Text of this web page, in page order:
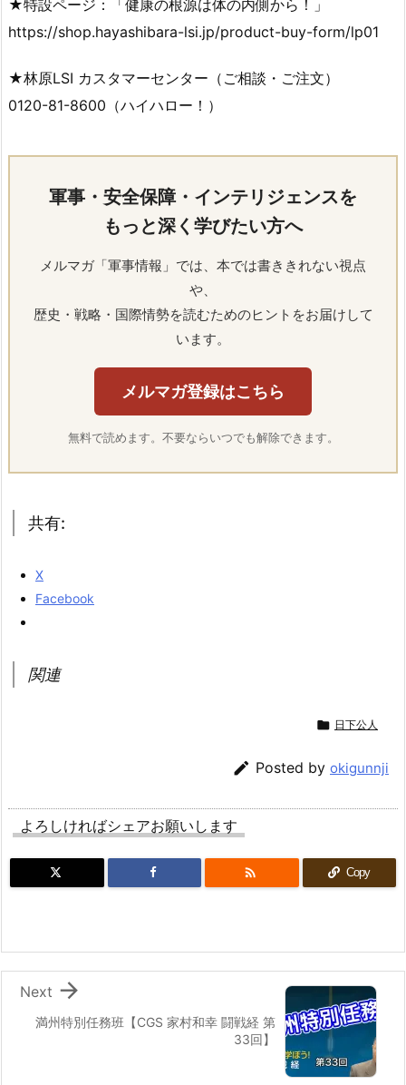
★特設ページ：「健康の根源は体の内側から！」
https://shop.hayashibara-lsi.jp/product-buy-form/lp01
★林原LSI カスタマーセンター（ご相談・ご注文）
0120-81-8600（ハイハロー！）
軍事・安全保障・インテリジェンスを
もっと深く学びたい方へ
メルマガ「軍事情報」では、本では書ききれない視点
や、
歴史・戦略・国際情勢を読むためのヒントをお届けして
います。
メルマガ登録はこちら
無料で読めます。不要ならいつでも解除できます。
共有:
X
Facebook
関連
 日下公人
 Posted by okigunnji
よろしければシェアお願いします
 Copy
満州特別任務班【CGS 家村和幸 闘戦経 第
33回】

Next